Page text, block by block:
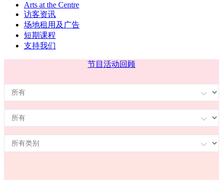
Arts at the Centre
访客资讯
场地租用及广告
短期课程
支持我们
节目 活动回顾